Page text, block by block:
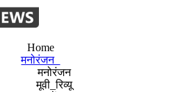
Home
मनोरंजन
मनोरंजन
मूवी_रिव्यू